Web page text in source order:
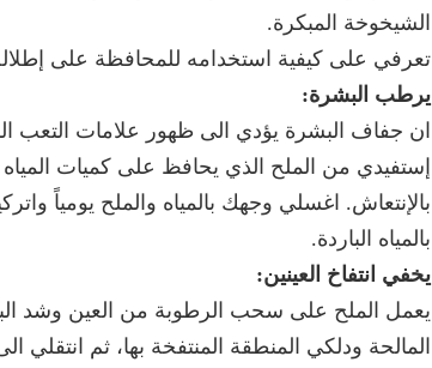
الشيخوخة المبكرة.
تعرفي على كيفية استخدامه للمحافظة على
يرطب البشرة:
ان جفاف البشرة يؤدي الى ظهور علامات التعب
إستفيدي من الملح الذي يحافظ على كميات المياه
بالمياه الباردة.
يخفي انتفاخ العينين:
يعمل الملح على سحب الرطوبة من العين وشد
المالحة ودلكي المنطقة المنتفخة بها، ثم انتقلي